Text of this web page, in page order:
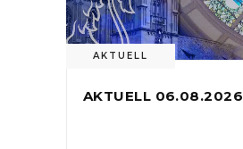
AKTUELL
AKTUELL 06.08.2026